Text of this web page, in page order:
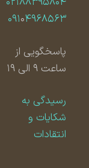
۰۹۱۰۴۹۶۸۵۶۳
پاسخگویی از
ساعت ۹ الی ۱۹
رسیدگی به
شکایات و
انتقادات